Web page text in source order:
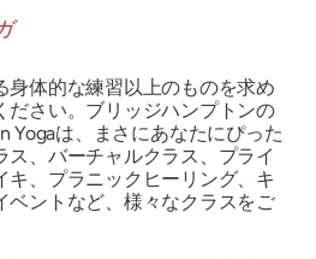
身体的な練習以上のものを求め
ださい。ブリッジハンプトンの
Yogaは、まさにあなたにぴった
ス、バーチャルクラス、プライ
キ、プラニックヒーリング、キ
ベントなど、様々なクラスをご